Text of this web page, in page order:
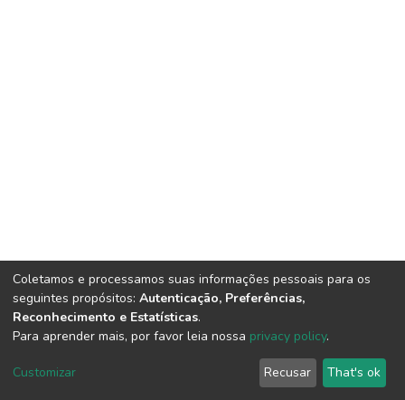
Cookie
End User
Agreement
Send
Feedback
Coletamos e processamos suas informações pessoais para os
seguintes propósitos: Autenticação, Preferências,
Reconhecimento e Estatísticas.
Para aprender mais, por favor leia nossa privacy policy.
Customizar Recusar That's ok